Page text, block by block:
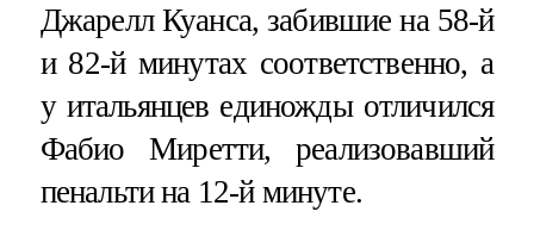
Джарелл Куанса, забившие на 58-й
и 82-й минутах соответственно, а
у итальянцев единожды отличился
Фабио Миретти, реализовавший
пенальти на 12-й минуте.